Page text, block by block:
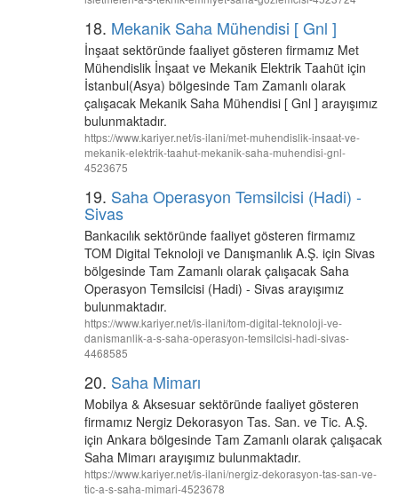
18. Mekanik Saha Mühendisi [ Gnl ]
İnşaat sektöründe faaliyet gösteren firmamız Met
Mühendislik İnşaat ve Mekanik Elektrik Taahüt için
İstanbul(Asya) bölgesinde Tam Zamanlı olarak
çalışacak Mekanik Saha Mühendisi [ Gnl ] arayışımız
bulunmaktadır.
https://www.kariyer.net/is-ilani/met-muhendislik-insaat-ve-
mekanik-elektrik-taahut-mekanik-saha-muhendisi-gnl-
4523675
19. Saha Operasyon Temsilcisi (Hadi) -
Sivas
Bankacılık sektöründe faaliyet gösteren firmamız
TOM Digital Teknoloji ve Danışmanlık A.Ş. için Sivas
bölgesinde Tam Zamanlı olarak çalışacak Saha
Operasyon Temsilcisi (Hadi) - Sivas arayışımız
bulunmaktadır.
https://www.kariyer.net/is-ilani/tom-digital-teknoloji-ve-
danismanlik-a-s-saha-operasyon-temsilcisi-hadi-sivas-
4468585
20. Saha Mimarı
Mobilya & Aksesuar sektöründe faaliyet gösteren
firmamız Nergiz Dekorasyon Tas. San. ve Tic. A.Ş.
için Ankara bölgesinde Tam Zamanlı olarak çalışacak
Saha Mimarı arayışımız bulunmaktadır.
https://www.kariyer.net/is-ilani/nergiz-dekorasyon-tas-san-ve-
tic-a-s-saha-mimari-4523678